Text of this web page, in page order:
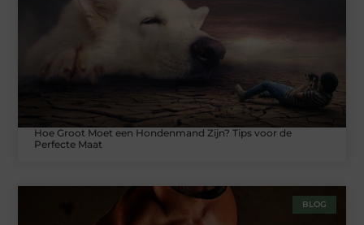
Hoe Groot Moet een Hondenmand Zijn? Tips voor de
Perfecte Maat
BLOG